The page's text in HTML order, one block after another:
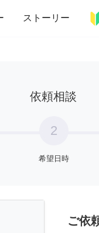
ストーリー
趣味・習い事 ペット
依頼相談
2
希望日時
ご依